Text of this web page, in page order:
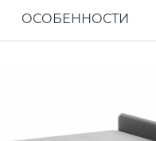
ОСОБЕННОСТИ